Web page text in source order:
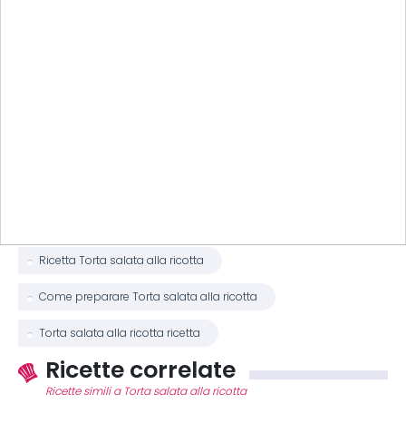
Ricetta Torta salata alla ricotta
Come preparare Torta salata alla ricotta
Torta salata alla ricotta ricetta
Ricette correlate
Ricette simili a Torta salata alla ricotta